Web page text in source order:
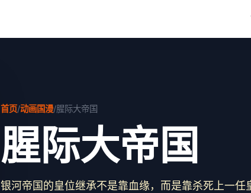
首页/动画国漫/腥际大帝国
腥际大帝国
银河帝国的皇位继承不是靠血缘，而是靠杀死上一任